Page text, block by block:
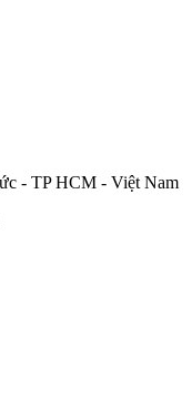
- TP HCM - Việt Nam